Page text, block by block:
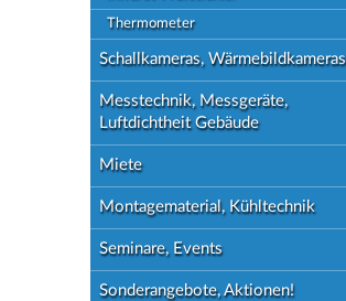
Thermometer
Schallkameras, Wärmebildkameras
Messtechnik, Messgeräte,
Luftdichtheit Gebäude
Miete
Montagematerial, Kühltechnik
Seminare, Events
Sonderangebote, Aktionen!